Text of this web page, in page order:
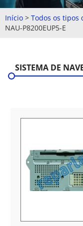
Início > Todos os tipos
NAU-P8200EUP5-E
SISTEMA DE